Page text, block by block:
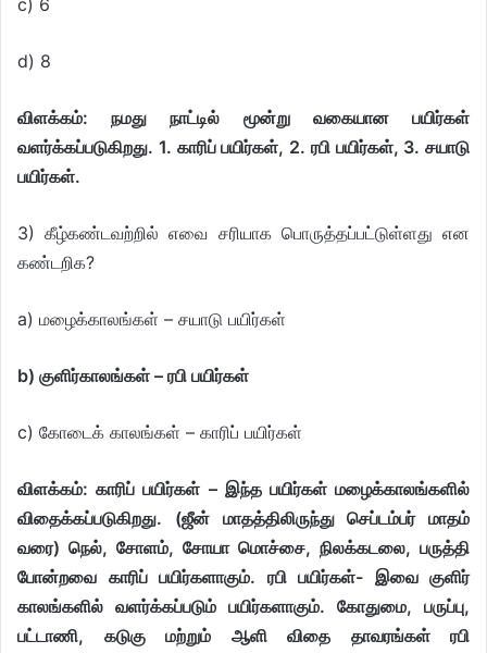
c) 6
d) 8
விளக்கம்: நமது நாட்டில் மூன்று வகையான பயிர்கள்
வளர்க்கப்படுகிறது. 1. காரிப் பயிர்கள், 2. ரபி பயிர்கள், 3. சயாடு
பயிர்கள்.
3) கீழ்கண்டவற்றில் எவை சரியாக பொருத்தப்பட்டுள்ளது என
கண்டறிக?
a) மழைக்காலங்கள் – சயாடு பயிர்கள்
b) குளிர்காலங்கள் – ரபி பயிர்கள்
c) கோடைக் காலங்கள் – காரிப் பயிர்கள்
விளக்கம்: காரிப் பயிர்கள் – இந்த பயிர்கள் மழைக்காலங்களில்
விதைக்கப்படுகிறது. (ஜீன் மாதத்திலிருந்து செப்டம்பர் மாதம்
வரை) நெல், சோளம், சோயா மொச்சை, நிலக்கடலை, பருத்தி
போன்றவை காரிப் பயிர்களாகும். ரபி பயிர்கள்- இவை குளிர்
காலங்களில் வளர்க்கப்படும் பயிர்களாகும். கோதுமை, பருப்பு,
பட்டாணி, கடுகு மற்றும் ஆளி விதை தாவரங்கள் ரபி